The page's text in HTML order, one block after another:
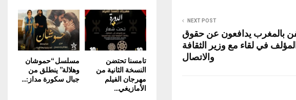
NEXT POST
بالمغرب يدافعون عن حقوق
في لقاء مع وزير الثقافة
والاتصال مسلسل “حموشان
وهلالة” ينطلق من
جبال سكورة مداز:...
تامسنا تحتضن
النسخة الثانية من
مهرجان الفيلم
الأمازيغي...